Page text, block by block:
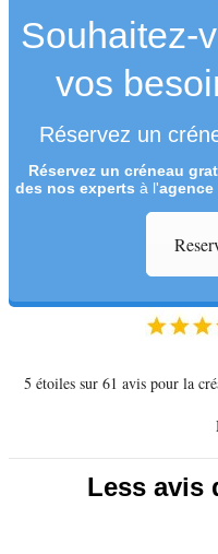
Souhaitez-
vos
Réservez un
Réservez un créneau
des nos experts à l'agence
5 étoiles sur 61 avis pour la
Less avis